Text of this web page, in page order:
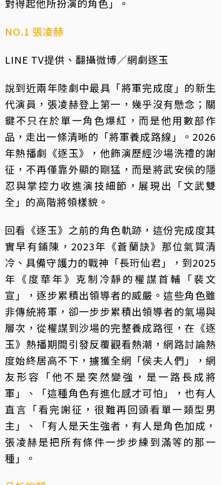
對得起他所扮演的角色」。
NO.1 張凌赫
LINE TV提供、翻攝微博／網劇逐玉
說到近兩年陸劇中最具「將軍完成度」的新生
代演員，張凌赫登上第一，幾乎沒有懸念；關
鍵不只在於單一角色爆紅，而是他用數部作
品，走出一條清晰的「將軍養成路線」。2026
年熱播劇《逐玉》，他飾演歷經沙場洗禮的謝
征，不再僅靠外顯的剛猛，而是將武安侯的隱
忍與掌控力收進演技細節，展現出「文武雙
全」的高階將領樣貌。
回看《逐玉》之前的角色軌跡，這份完成度其
實早有鋪陳，2023年《蒼蘭訣》那位氣質清
冷、具備守護力的戰神「長珩仙君」，到2025
年《度華年》克制冷靜的權謀首輔「裴文
宣」，逐步累積出領導者的威嚴。這些角色雖
非傳統將軍，卻一步步累積出領導者的氣場與
層次，從權謀到沙場的完整養成路徑，在《逐
玉》熱播期間引發反覆觀看熱潮，網路討論熱
度始終居高不下，擄獲全網「侯夫人們」，網
友形容「他不是突然變強，是一路長成將
軍」、「這種角色有進化感才可怕」，也有人
直言「看完謝征，很難再回頭看單一類型男
主」、「有人是天生強者，有人是角色加成，
張凌赫是把所有條件一步步練到滿等的那一
種」。